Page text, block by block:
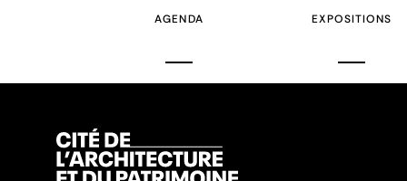
AGENDA EXPOSITIONS